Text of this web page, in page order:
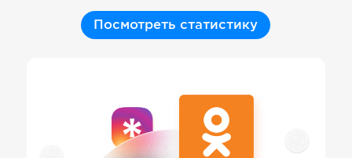
Посмотреть статистику